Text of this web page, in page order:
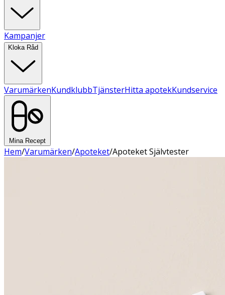
Kampanjer
Kloka Råd
VarumärkenKundklubbTjänsterHitta apotekKundservice
Mina Recept
Hem/Varumärken/Apoteket/Apoteket Självtester